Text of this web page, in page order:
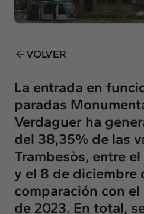
Intercambio
Contacto
info@intermedia.es
VOLVER
La entrada en
paradas
Verdaguer ha
del 38,35% de las
Trambesòs, entre
y el 8 de diciembre
comparación con
de 2023. En total,